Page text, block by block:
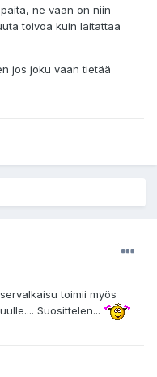
ne vaan on niin
toivoa kuin laitattaa
jos joku vaan tietää
toimii myös
Suosittelen...